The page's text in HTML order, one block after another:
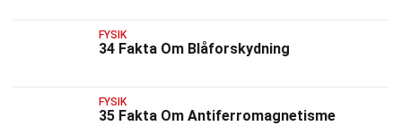
FYSIK
34 Fakta Om Blåforskydning
FYSIK
35 Fakta Om Antiferromagnetisme